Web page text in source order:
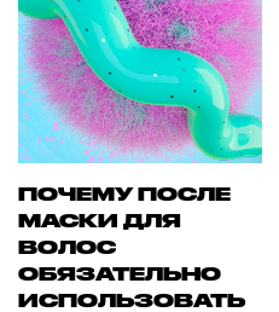
ПОЧЕМУ ПОСЛЕ
МАСКИ ДЛЯ
ВОЛОС
ОБЯЗАТЕЛЬНО
ИСПОЛЬЗОВАТЬ